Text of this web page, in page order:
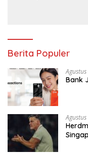
Berita Populer
Bank